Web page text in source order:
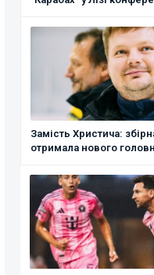
Замість Христича:
отримала нового